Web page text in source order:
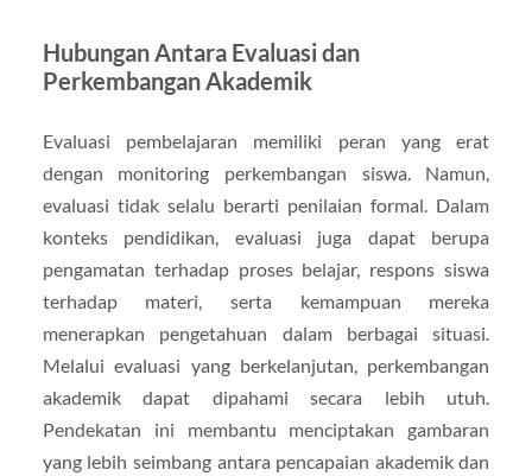
Hubungan Antara Evaluasi dan
Perkembangan Akademik
Evaluasi pembelajaran memiliki peran yang erat
dengan monitoring perkembangan siswa. Namun,
evaluasi tidak selalu berarti penilaian formal. Dalam
konteks pendidikan, evaluasi juga dapat berupa
pengamatan terhadap proses belajar, respons siswa
terhadap materi, serta kemampuan mereka
menerapkan pengetahuan dalam berbagai situasi.
Melalui evaluasi yang berkelanjutan, perkembangan
akademik dapat dipahami secara lebih utuh.
Pendekatan ini membantu menciptakan gambaran
yang lebih seimbang antara pencapaian akademik dan